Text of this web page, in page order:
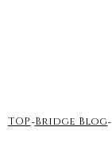
TOP-Bridge Blog-